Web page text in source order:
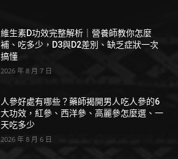
維生素D功效完整解析｜營養師教你怎麼
補、吃多少，D3與D2差別、缺乏症狀一次
搞懂
2026 年 8 月 7 日
人參好處有哪些？藥師揭開男人吃人參的6
大功效，紅參、西洋參、高麗參怎麼選、一
天吃多少
2026 年 8 月 6 日